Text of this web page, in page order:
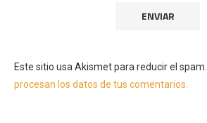
Este sitio usa Akismet para reducir el spam.
procesan los datos de tus comentarios.